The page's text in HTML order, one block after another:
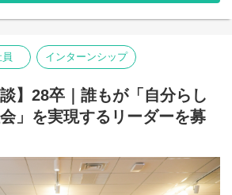
ル不調の方の復職・再就職支援などを通
を再構築する」サポートをしています。
のは、より自分らしく「進む」ために、
とです。
な転機にいる皆さんも同じだと思ってい
しているから」という他人のモノサシ
いませんか？
ありたいを実現してみませんか？
し、既存事業部に所属、仕事の基礎や弊
。 経験の有無に関わらず、手を挙げれば
ロジェクトへの参画・推進も経験しなが
な力を身につけていきます。
ネーター ：休職・離職中の方の自分らし
ける社会復帰施設での支援員
のサービス認知拡大、営業活動・営業戦略
インターンシップ
】28卒｜誰もが「自分らし
」を実現するリーダーを募